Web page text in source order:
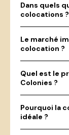
Dans quels
colocations ?
Le marché
colocation ?
Quel est le
Colonies ?
Pourquoi la
idéale ?